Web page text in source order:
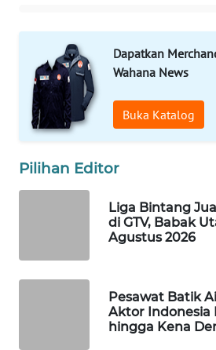
Dapatkan
Wahana News
Buka Katalog
Pilihan Editor
Liga Bintang
di GTV, Babak
Agustus 2026
Pesawat Batik
Aktor Indonesia
hingga Kena
WAHANA
TANI
WAHANA
ADVOKAT
INFRASTRUKTUR
KONSUMEN